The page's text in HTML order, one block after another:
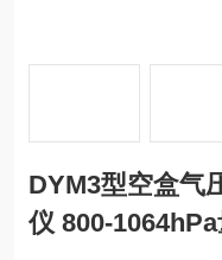
DYM3型空盒气
仪 800-